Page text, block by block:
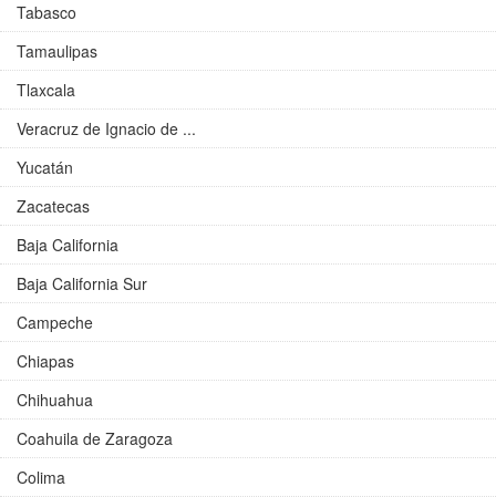
Tabasco
Tamaulipas
Tlaxcala
Veracruz de Ignacio de ...
Yucatán
Zacatecas
Baja California
Baja California Sur
Campeche
Chiapas
Chihuahua
Coahuila de Zaragoza
Colima